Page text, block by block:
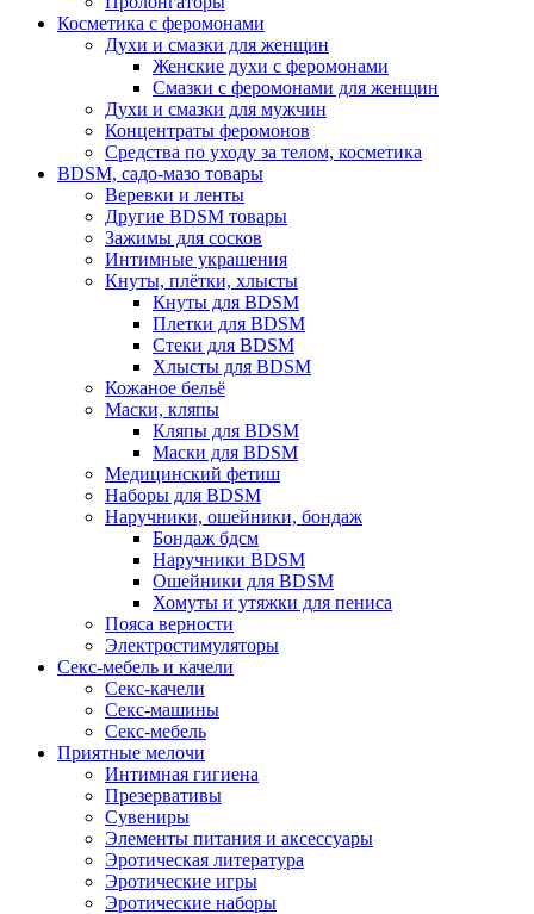
Косметика с феромонами
Духи и смазки для женщин
Женские духи с феромонами
Смазки с феромонами для женщин
Духи и смазки для мужчин
Концентраты феромонов
Средства по уходу за телом, косметика
BDSM, садо-мазо товары
Веревки и ленты
Другие BDSM товары
Зажимы для сосков
Интимные украшения
Кнуты, плётки, хлысты
Кнуты для BDSM
Плетки для BDSM
Стеки для BDSM
Хлысты для BDSM
Кожаное бельё
Маски, кляпы
Кляпы для BDSM
Маски для BDSM
Медицинский фетиш
Наборы для BDSM
Наручники, ошейники, бондаж
Бондаж бдсм
Наручники BDSM
Ошейники для BDSM
Хомуты и утяжки для пениса
Пояса верности
Электростимуляторы
Секс-мебель и качели
Секс-качели
Секс-машины
Секс-мебель
Приятные мелочи
Интимная гигиена
Презервативы
Сувениры
Элементы питания и аксессуары
Эротическая литература
Эротические игры
Эротические наборы